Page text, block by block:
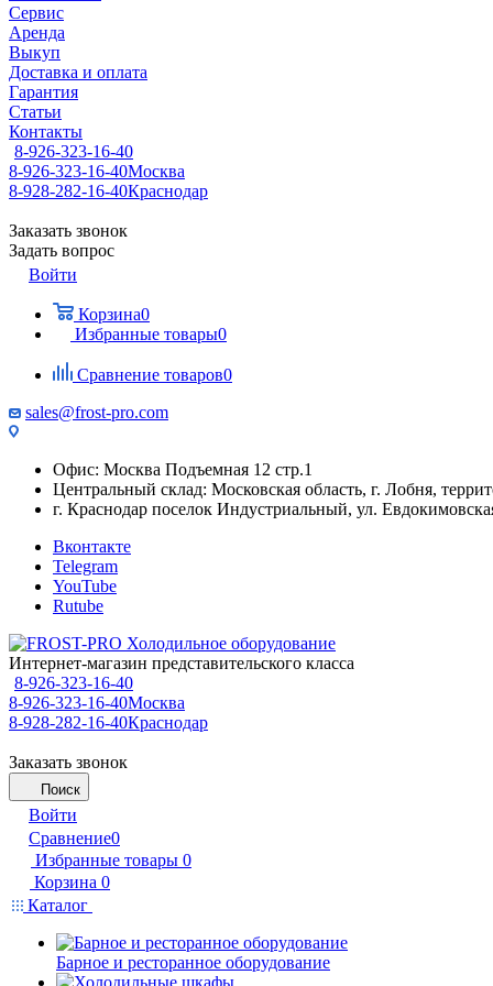
Сервис
Аренда
Выкуп
Доставка и оплата
Гарантия
Статьи
Контакты
8-926-323-16-40
8-926-323-16-40Москва
8-928-282-16-40Краснодар
Заказать звонок
Задать вопрос
Войти
Корзина0
Избранные товары0
Сравнение товаров0
sales@frost-pro.com
Офис: Москва Подъемная 12 стр.1
Центральный склад: Московская область, г. Лобня,
г. Краснодар поселок Индустриальный, ул.
Вконтакте
Telegram
YouTube
Rutube
Интернет-магазин представительского класса
8-926-323-16-40
8-926-323-16-40Москва
8-928-282-16-40Краснодар
Заказать звонок
Поиск
Войти
Сравнение0
Избранные товары 0
Корзина 0
Каталог
Барное и ресторанное оборудование